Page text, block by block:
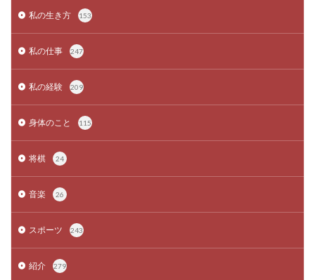
私の生き方 153
私の仕事 247
私の経験 209
身体のこと 115
将棋 24
音楽 26
スポーツ 243
紹介 279